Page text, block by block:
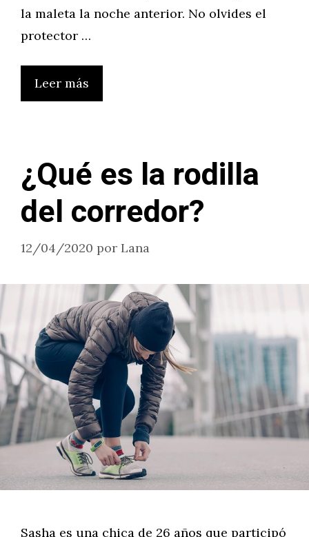
la maleta la noche anterior. No olvides el
protector …
Leer más
¿Qué es la rodilla
del corredor?
12/04/2020 por Lana
Sasha es una chica de 26 años que participó